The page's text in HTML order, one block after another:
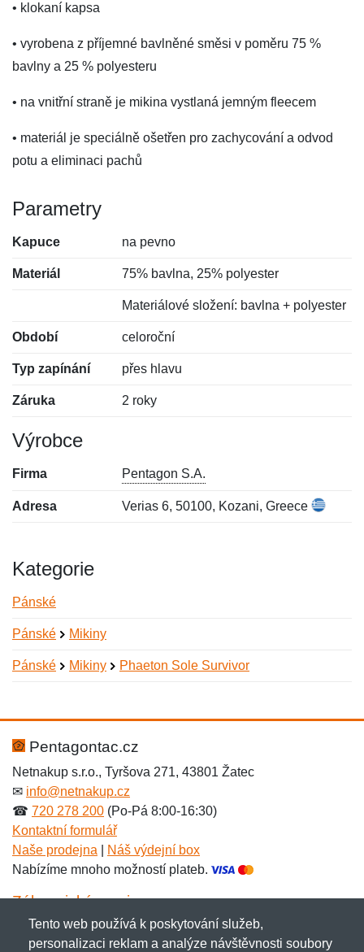
• klokaní kapsa
• vyrobena z příjemné bavlněné směsi v poměru 75 %
bavlny a 25 % polyesteru
• na vnitřní straně je mikina vystlaná jemným fleecem
• materiál je speciálně ošetřen pro zachycování a odvod
potu a eliminaci pachů
Parametry
Kapuce na pevno
Materiál 75% bavlna, 25% polyester
Materiálové složení: bavlna + polyester
Období celoroční
Typ zapínání přes hlavu
Záruka 2 roky
Výrobce
Firma Pentagon S.A.
Adresa Verias 6, 50100, Kozani, Greece
Kategorie
Pánské
Pánské Mikiny
Pánské Mikiny Phaeton Sole Survivor
Hodnocení:
Jméno: *
Jméno:
E-mail:*
Pentagontac.cz
Netnakup s.r.o., Tyršova 271, 43801 Žatec
✉ info@netnakup.cz
☎ 720 278 200 (Po-Pá 8:00-16:30)
Kontaktní formulář
Naše prodejna
Náš výdejní box
Nabízíme mnoho možností plateb.
Zákaznický servis
Novinky emailem
Tento web používá k poskytování služeb,
personalizaci reklam a analýze návštěvnosti soubory